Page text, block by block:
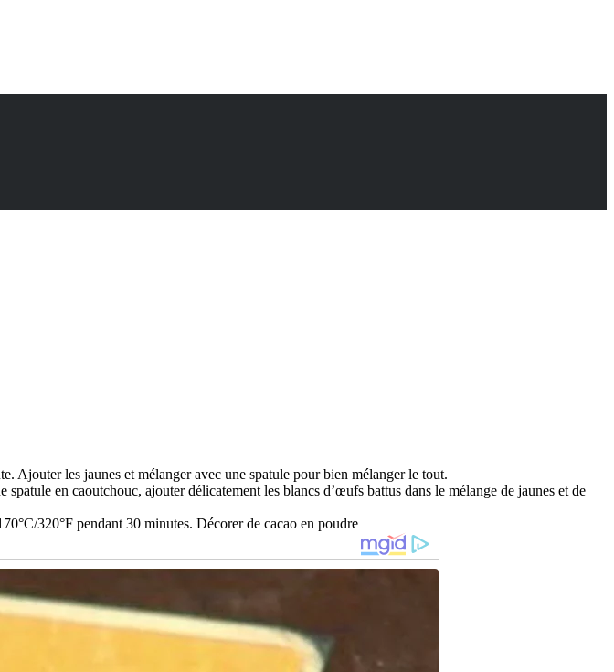
Ajouter les jaunes et mélanger avec une spatule pour bien mélanger le tout.
en caoutchouc, ajouter délicatement les blancs d’œufs battus dans le mélange de jaunes et de
320°F pendant 30 minutes. Décorer de cacao en poudre